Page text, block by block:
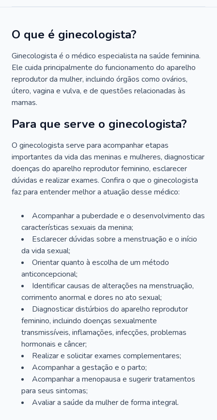
O que é ginecologista?
Ginecologista é o médico especialista na saúde feminina.
Ele cuida principalmente do funcionamento do aparelho
reprodutor da mulher, incluindo órgãos como ovários,
útero, vagina e vulva, e de questões relacionadas às
mamas.
Para que serve o ginecologista?
O ginecologista serve para acompanhar etapas
importantes da vida das meninas e mulheres, diagnosticar
doenças do aparelho reprodutor feminino, esclarecer
dúvidas e realizar exames. Confira o que o ginecologista
faz para entender melhor a atuação desse médico:
Acompanhar a puberdade e o desenvolvimento das
características sexuais da menina;
Esclarecer dúvidas sobre a menstruação e o início
da vida sexual;
Orientar quanto à escolha de um método
anticoncepcional;
Identificar causas de alterações na menstruação,
corrimento anormal e dores no ato sexual;
Diagnosticar distúrbios do aparelho reprodutor
feminino, incluindo doenças sexualmente
transmissíveis, inflamações, infecções, problemas
hormonais e câncer;
Realizar e solicitar exames complementares;
Acompanhar a gestação e o parto;
Acompanhar a menopausa e sugerir tratamentos
para seus sintomas;
Avaliar a saúde da mulher de forma integral.